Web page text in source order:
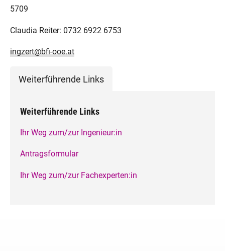
5709
Claudia Reiter: 0732 6922 6753
ingzert@bfi-ooe.at
Weiterführende Links
Weiterführende Links
Ihr Weg zum/zur Ingenieur:in
Antragsformular
Ihr Weg zum/zur Fachexperten:in